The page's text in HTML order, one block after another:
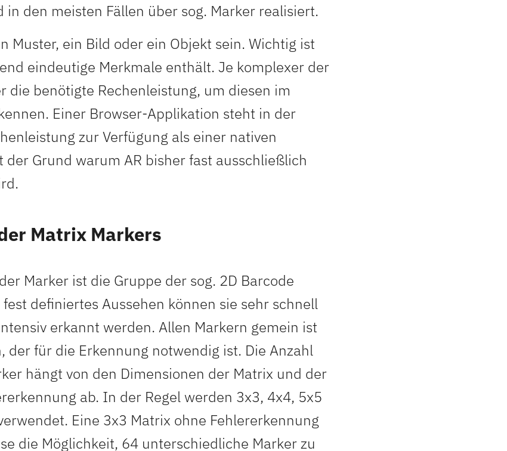
in den meisten Fällen über sog. Marker realisiert.
Muster, ein Bild oder ein Objekt sein. Wichtig ist
eindeutige Merkmale enthält. Je komplexer der
die benötigte Rechenleistung, um diesen im
Einer Browser-Applikation steht in der
zur Verfügung als einer nativen
der Grund warum AR bisher fast ausschließlich
Matrix Markers
Marker ist die Gruppe der sog. 2D Barcode
definiertes Aussehen können sie sehr schnell
erkannt werden. Allen Markern gemein ist
der für die Erkennung notwendig ist. Die Anzahl
hängt von den Dimensionen der Matrix und der
ab. In der Regel werden 3x3, 4x4, 5x5
Eine 3x3 Matrix ohne Fehlererkennung
die Möglichkeit, 64 unterschiedliche Marker zu